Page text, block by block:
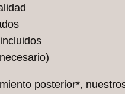
posterior*,